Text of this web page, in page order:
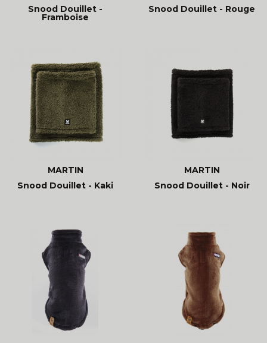
Snood Douillet -
Framboise
Snood Douillet - Rouge
MARTIN
Snood Douillet - Kaki
MARTIN
Snood Douillet - Noir